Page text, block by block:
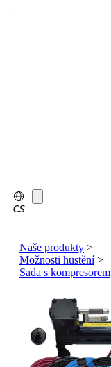
CS
Naše produkty >
Možnosti hustění>
Sada s kompresorem